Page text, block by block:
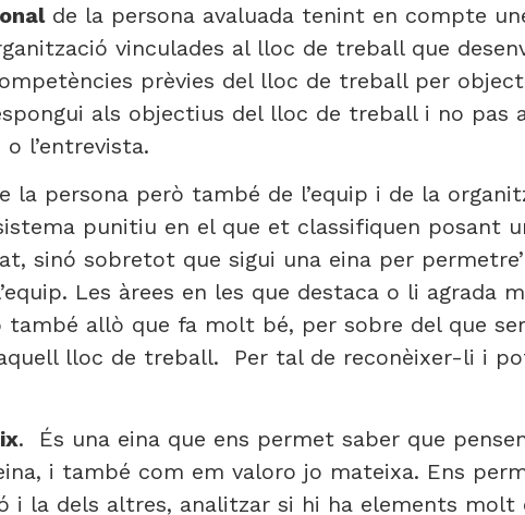
de la persona avaluada tenint en compte
vinculades al lloc de treball que
prèvies del lloc de treball per
als objectius del lloc de treball i no pas
l’entrevista.
la persona però també de l’equip i de la
punitiu en el que et classifiquen posant
sinó sobretot que sigui una eina per
Les àrees en les que destaca o li agrada
també allò que fa molt bé, per sobre del que
lloc de treball. Per tal de reconèixer-li i
. És una eina que ens permet saber que
i també com em valoro jo mateixa. Ens
i la dels altres, analitzar si hi ha elements molt